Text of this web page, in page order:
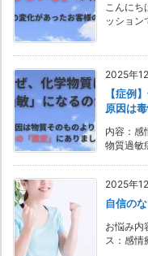
こんにち
ッション
2025年
【症例
原因は
内容：感
物質過敏
2025年
自信の
お悩み内
ス：感情